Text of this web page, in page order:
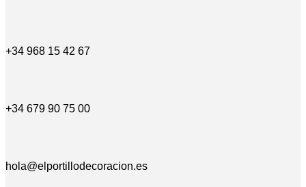
+34 968 15 42 67
+34 679 90 75 00
hola@elportillodecoracion.es